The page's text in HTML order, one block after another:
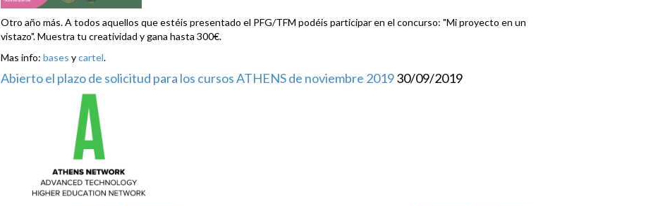
Otro año más. A todos aquellos que estéis presentado el PFG/TFM podéis participar en el concurso: "Mi proyecto en un
vistazo". Muestra tu creatividad y gana hasta 300€.
Mas info: bases ycartel.
Abierto el plazo de solicitud para los cursos ATHENS de noviembre 201930/09/2019